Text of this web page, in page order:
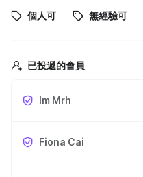
個人可 無經驗可
已投遞的會員
Im Mrh
Fiona Cai